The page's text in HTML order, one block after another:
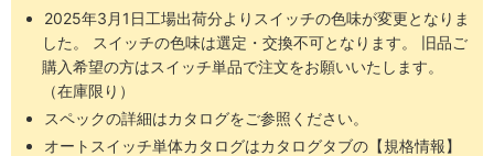
2025年3月1日工場出荷分よりスイッチの色味が変更となりま
した。 スイッチの色味は選定・交換不可となります。 旧品ご
購入希望の方はスイッチ単品で注文をお願いいたします。
（在庫限り）
スペックの詳細はカタログをご参照ください。
オートスイッチ単体カタログはカタログタブの【規格情報】